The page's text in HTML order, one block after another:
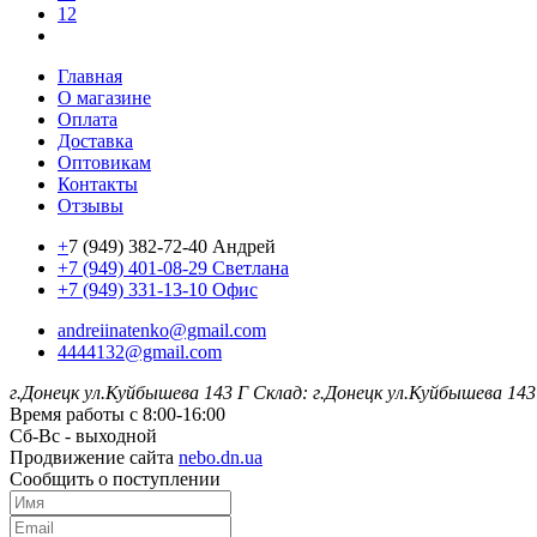
12
Главная
О магазине
Оплата
Доставка
Оптовикам
Контакты
Отзывы
+7 (949) 382-72-40 Андрей
+7 (949) 401-08-29 Светлана
+7 (949) 331-13-10 Офис
andreiinatenko@gmail.com
4444132@gmail.com
г.Донецк ул.Куйбышева 143 Г Склад: г.Донецк ул.Куйбышева
Время работы с 8:00-16:00
Сб-Вс - выходной
Продвижение сайта nebo.dn.ua
Сообщить о поступлении